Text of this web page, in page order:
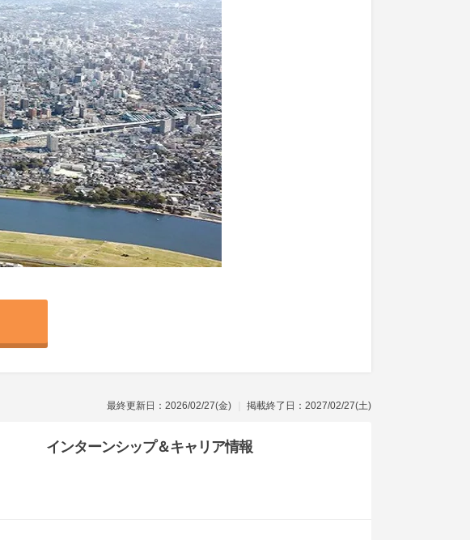
最終更新日：2026/02/27(金) 掲載終了日：2027/02/27(土)
インターンシップ＆キャリア情報